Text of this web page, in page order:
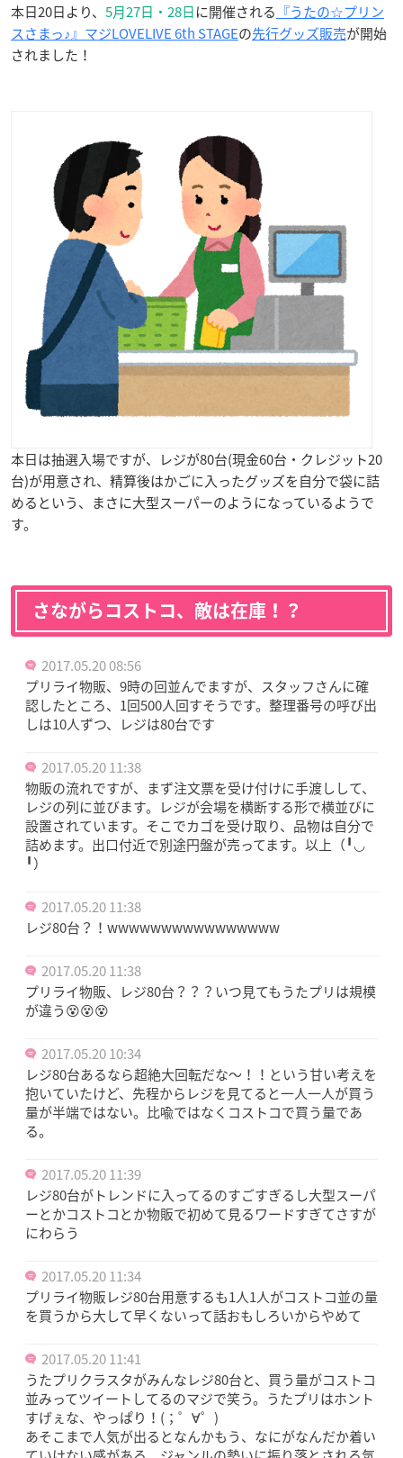
本日20日より、 5月27日・28日に開催される 『うたの☆プリン
スさまっ♪』マジLOVELIVE 6th STAGEの先行グッズ販売が開始
されました！
本日は抽選入場ですが、レジが80台(現金60台・クレジット20
台)が用意され、精算後はかごに入ったグッズを自分で袋に詰
めるという、まさに大型スーパーのようになっているようで
す。
さながらコストコ、敵は在庫！？
2017.05.20 08:56
プリライ物販、9時の回並んでますが、スタッフさんに確
認したところ、1回500人回すそうです。整理番号の呼び出
しは10人ずつ、レジは80台です
2017.05.20 11:38
物販の流れですが、まず注文票を受け付けに手渡しして、
レジの列に並びます。レジが会場を横断する形で横並びに
設置されています。そこでカゴを受け取り、品物は自分で
詰めます。出口付近で別途円盤が売ってます。以上（╹◡
╹）
2017.05.20 11:38
レジ80台？！wwwwwwwwwwwwwwww
2017.05.20 11:38
プリライ物販、レジ80台？？？いつ見てもうたプリは規模
が違う😵😵😵
2017.05.20 10:34
レジ80台あるなら超絶大回転だな〜！！という甘い考えを
抱いていたけど、先程からレジを見てると一人一人が買う
量が半端ではない。比喩ではなくコストコで買う量であ
る。
2017.05.20 11:39
レジ80台がトレンドに入ってるのすごすぎるし大型スーパ
ーとかコストコとか物販で初めて見るワードすぎてさすが
にわらう
2017.05.20 11:34
プリライ物販レジ80台用意するも1人1人がコストコ並の量
を買うから大して早くないって話おもしろいからやめて
2017.05.20 11:41
うたプリクラスタがみんなレジ80台と、買う量がコストコ
並みってツイートしてるのマジで笑う。うたプリはホント
すげぇな、やっぱり！(；゜∀゜)
あそこまで人気が出るとなんかもう、なにがなんだか着い